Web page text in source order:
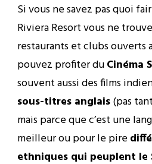
Si vous ne savez pas quoi
Riviera Resort vous ne
restaurants et clubs ouverts
pouvez profiter duCinéma
souvent aussi des films
sous-titres anglais(pas
mais parce que c’est une
meilleur ou pour le pire
ethniques qui peuplent le